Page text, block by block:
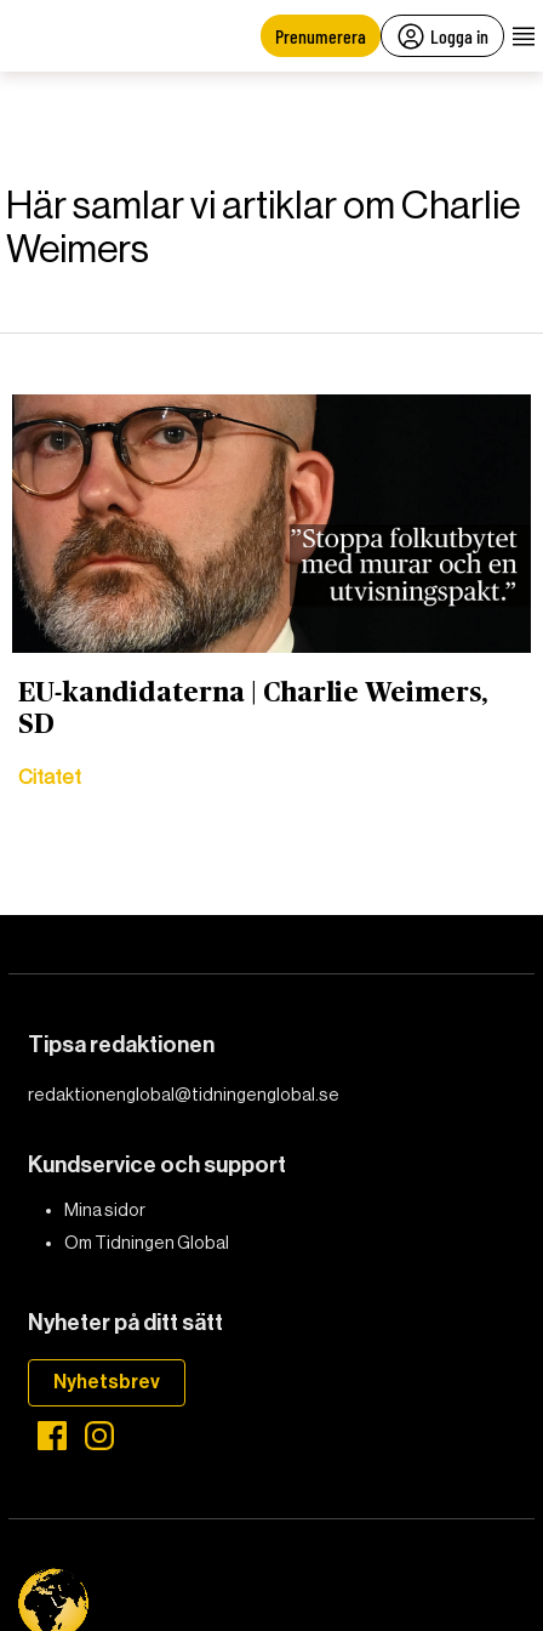
Prenumerera Logga in
Här samlar vi artiklar om Charlie
Weimers
EU-kandidaterna | Charlie Weimers,
SD
Citatet
Tipsa redaktionen
redaktionenglobal@tidningenglobal.se
Kundservice och support
Mina sidor
Om Tidningen Global
Nyheter på ditt sätt
Nyhetsbrev